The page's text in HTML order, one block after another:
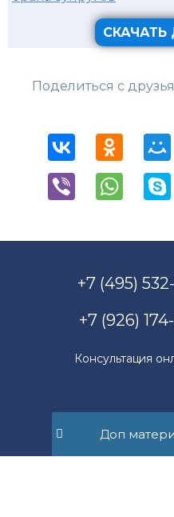
Доп
СКАЧАТЬ
Поделиться с
Пн-Пт с 11.00 до
+7 (495)
+7 (926)
Консультация